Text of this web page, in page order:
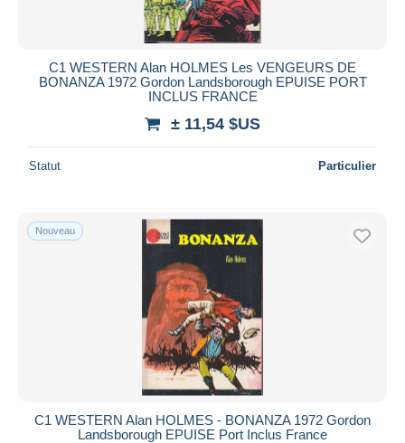
Mastercard
iDeal
Résidence du vendeur
Appliquer
C1 WESTERN Alan HOLMES Les VENGEURS DE
BONANZA 1972 Gordon Landsborough EPUISE PORT
INCLUS FRANCE
± 11,54 $US
Statut Particulier
Nouveau
C1 WESTERN Alan HOLMES - BONANZA 1972 Gordon
Landsborough EPUISE Port Inclus France